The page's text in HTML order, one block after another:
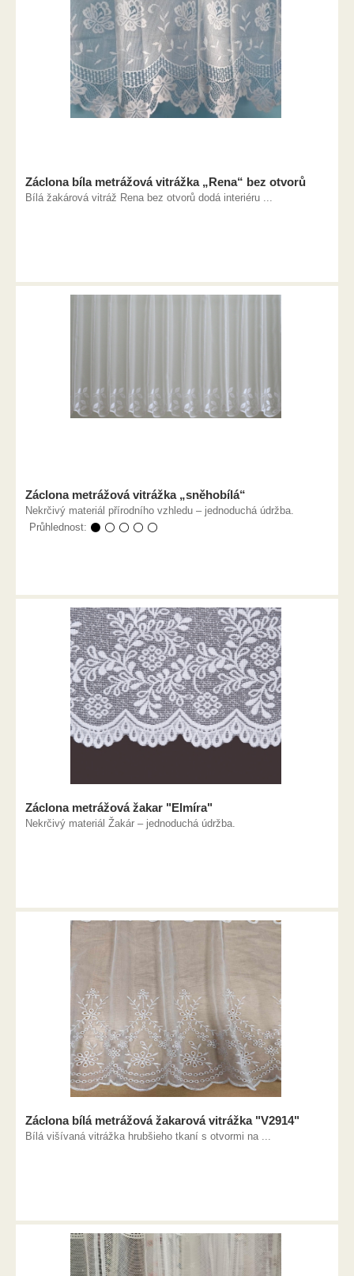
Záclona bíla metrážová vitrážka „Rena“ bez otvorů
Bílá žakárová vitráž Rena bez otvorů dodá interiéru ...
Záclona metrážová vitrážka „sněhobílá“
Nekrčivý materiál přírodního vzhledu – jednoduchá údržba.
Průhlednost: ⚫ ⚪ ⚪ ⚪ ⚪
Záclona metrážová žakar "Elmíra"
Nekrčivý materiál Žakár – jednoduchá údržba.
Záclona bílá metrážová žakarová vitrážka "V2914"
Bílá višívaná vitrážka hrubšieho tkaní s otvormi na ...